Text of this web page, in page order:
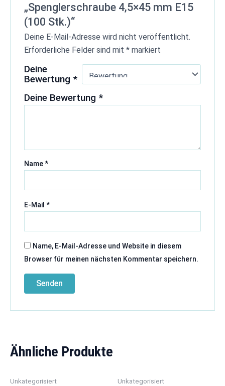
„Spenglerschraube 4,5×45 mm E15
(100 Stk.)“
Deine E-Mail-Adresse wird nicht veröffentlicht.
Erforderliche Felder sind mit *markiert
Deine
Bewertung *
Deine Bewertung *
Name*
E-Mail *
Name, E-Mail-Adresse und Website in diesem
Browser für meinen nächsten Kommentar speichern.
Ähnliche Produkte
Unkategorisiert Unkategorisiert